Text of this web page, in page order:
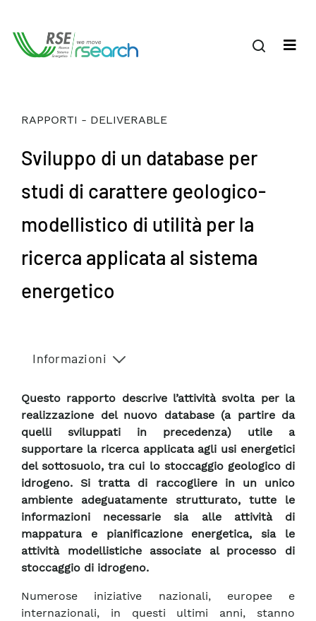
RAPPORTI - DELIVERABLE
Sviluppo di un database per
studi di carattere geologico-
modellistico di utilità per la
ricerca applicata al sistema
energetico
Informazioni
Questo rapporto descrive l’attività svolta per la
realizzazione del nuovo database (a partire da
quelli sviluppati in precedenza) utile a
supportare la ricerca applicata agli usi energetici
del sottosuolo, tra cui lo stoccaggio geologico di
idrogeno. Si tratta di raccogliere in un unico
ambiente adeguatamente strutturato, tutte le
informazioni necessarie sia alle attività di
mappatura e pianificazione energetica, sia le
attività modellistiche associate al processo di
stoccaggio di idrogeno.
Numerose iniziative nazionali, europee e
internazionali, in questi ultimi anni, stanno